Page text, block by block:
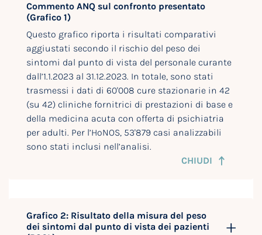
Commento ANQ sul confronto presentato
(Grafico 1)
Questo grafico riporta i risultati comparativi
aggiustati secondo il rischio del peso dei
sintomi dal punto di vista del personale curante
dall’1.1.2023 al 31.12.2023. In totale, sono stati
trasmessi i dati di 60'008 cure stazionarie in 42
(su 42) cliniche fornitrici di prestazioni di base e
della medicina acuta con offerta di psichiatria
per adulti. Per l’HoNOS, 53'879 casi analizzabili
sono stati inclusi nell’analisi.
CHIUDI
Grafico 2: Risultato della misura del peso
dei sintomi dal punto di vista dei pazienti